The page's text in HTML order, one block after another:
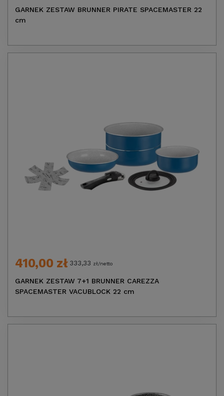
GARNEK ZESTAW BRUNNER PIRATE SPACEMASTER 22
cm
410,00 zł 333,33 zł/netto
GARNEK ZESTAW 7+1 BRUNNER CAREZZA
SPACEMASTER VACUBLOCK 22 cm